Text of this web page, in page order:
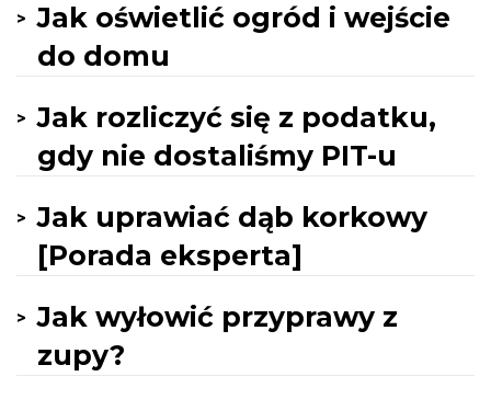
Jak oświetlić ogród i wejście
do domu
Jak rozliczyć się z podatku,
gdy nie dostaliśmy PIT-u
Jak uprawiać dąb korkowy
[Porada eksperta]
Jak wyłowić przyprawy z
zupy?